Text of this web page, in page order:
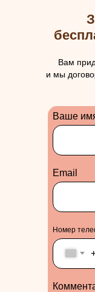
Вам
и мы
Ваше
Еmail
Номер